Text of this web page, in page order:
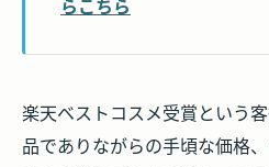
らこちら
楽天ベストコスメ受賞という
品でありながらの手頃な価格